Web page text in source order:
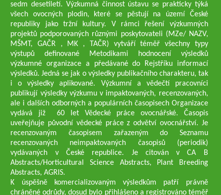
sedm desetiletí. Výzkumná činnost ústavu se prakticky týká
všech ovocných plodin, které se pěstují na území České
republiky jako tržní kultury. V rámci řešení výzkumných
projektů podporovaných různými poskytovateli (MZe/ NAZV,
MŠMT, GAČR , MK , TAČR) vytváří téměř všechny typy
výstupů definované Metodikami hodnocení výsledků
výzkumné organizace a předávané do Rejstříku informací
výsledků. Jedná se jak o výsledky publikačního charakteru, tak
i o výsledky aplikované. Výzkumní a vědečtí pracovníci
publikují výsledky výzkumu v impaktovaných, recenzovaných,
ale i dalších odborných a populárních časopisech Organizace
vydává již 60 let Vědecké práce ovocnářské. Časopis
uveřejňuje původní vědecké práce z odvětví ovocnářství. Je
recenzovaným časopisem zařazeným do Seznamu
recenzovaných neimpaktovaných časopisů (periodik)
vydávaných v České republice. Je citován v CA B
Abstracts/Horticultural Science Abstracts, Plant Breeding
Abstracts, AGRIS.
K úspěšně komercializovaným výsledkům patří právně
chráněné odrůdy, dosud bylo přihlášeno a registrováno téměř